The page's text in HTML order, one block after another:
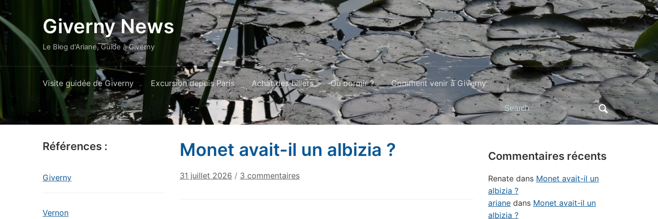
Giverny News
Le Blog d'Ariane, Guide à Giverny
Visite guidée de Giverny Excursion depuis Paris Achat des billets Où dormir ? Comment venir à Giverny
Search
for:
Références :
Giverny
Vernon
Monet avait-il un albizia ?
31 juillet 2026 / 3 commentairessur
Commentaires récents
Renate dans Monet avait-il un
albizia ?
ariane dans Monet avait-il un
albizia ?